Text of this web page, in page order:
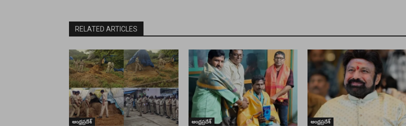
RELATED ARTICLES
ఆంధ్రప్రదేశ్ ఆంధ్రప్రదేశ్ ఆంధ్రప్రదేశ్